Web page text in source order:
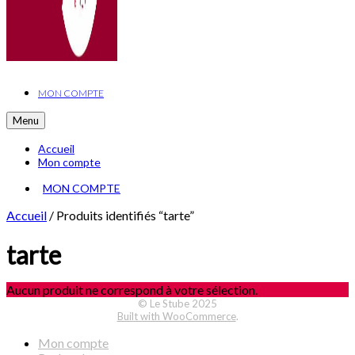
MON COMPTE
Menu
Accueil
Mon compte
MON COMPTE
Accueil / Produits identifiés “tarte”
tarte
Aucun produit ne correspond à votre sélection.
© Le Stube 2025
Built with WooCommerce.
Mon compte